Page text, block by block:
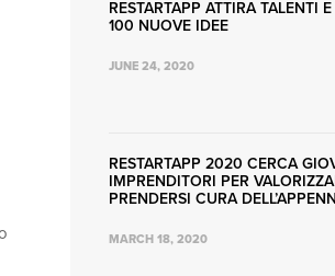
RESTARTAPP ATTIRA TALENTI
100 NUOVE IDEE
JUNE 24, 2020
RESTARTAPP 2020 CERCA
IMPRENDITORI PER
PRENDERSI CURA
MARCH 18, 2020